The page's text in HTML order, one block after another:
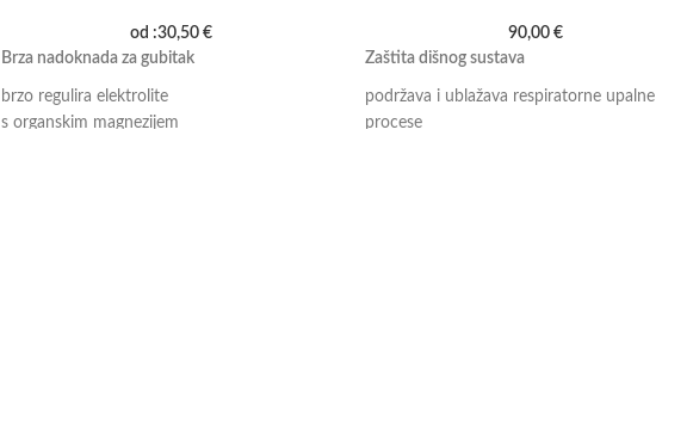
od :30,50 €
Brza nadoknada za gubitak
brzo regulira elektrolite
s organskim magnezijem
90,00 €
Zaštita dišnog sustava
podržava i ublažava respiratorne upalne
procese